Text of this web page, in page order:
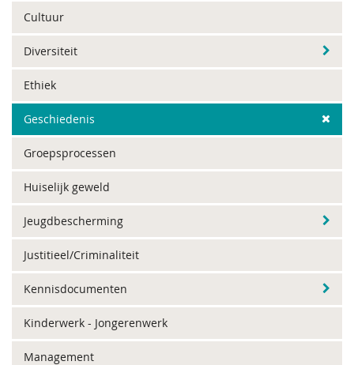
Cultuur
Diversiteit
Ethiek
Geschiedenis
Groepsprocessen
Huiselijk geweld
Jeugdbescherming
Justitieel/Criminaliteit
Kennisdocumenten
Kinderwerk - Jongerenwerk
Management